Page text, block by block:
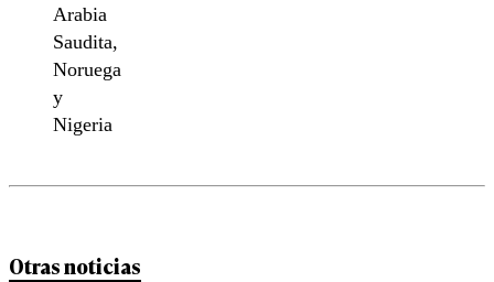
Arabia
Saudita,
Noruega
y
Nigeria
Otras noticias